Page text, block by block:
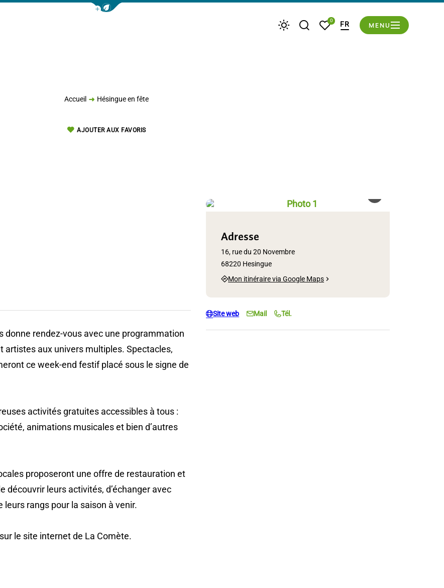
Afficher la barre de navigation du mode éco
MétéoJe recherche
Mes favoris
0 FR MENU
Accueil Hésingue en fête
AJOUTER AUX FAVORIS
donne rendez-vous avec une programmation
artistes aux univers multiples. Spectacles,
ce week-end festif placé sous le signe de
activités gratuites accessibles à tous :
animations musicales et bien d’autres
proposeront une offre de restauration et
découvrir leurs activités, d’échanger avec
leurs rangs pour la saison à venir.
le site internet de La Comète.
Photo 1, © Hésingue en fête
Adresse
16, rue du 20 Novembre
68220 Hesingue
Mon itinéraire via Google Maps
Site web Mail Tél.